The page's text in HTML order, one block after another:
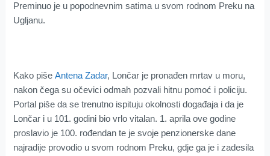
Preminuo je u popodnevnim satima u svom rodnom Preku na
Ugljanu.
Kako piše Antena Zadar, Lončar je pronađen mrtav u moru,
nakon čega su očevici odmah pozvali hitnu pomoć i policiju.
Portal piše da se trenutno ispituju okolnosti događaja i da je
Lončar i u 101. godini bio vrlo vitalan. 1. aprila ove godine
proslavio je 100. rođendan te je svoje penzionerske dane
najradije provodio u svom rodnom Preku, gdje ga je i zadesila